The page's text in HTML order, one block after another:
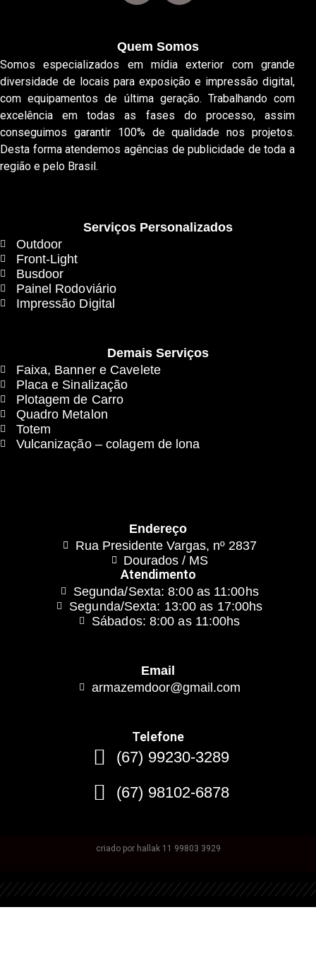
Quem Somos
Somos especializados em mídia exterior com grande
diversidade de locais para exposição e impressão digital,
com equipamentos de última geração. Trabalhando com
excelência em todas as fases do processo, assim
conseguimos garantir 100% de qualidade nos projetos.
Desta forma atendemos agências de publicidade de toda a
região e pelo Brasil.
Serviços Personalizados
Outdoor
Front-Light
Busdoor
Painel Rodoviário
Impressão Digital
Demais Serviços
Faixa, Banner e Cavelete
Placa e Sinalização
Plotagem de Carro
Quadro Metalon
Totem
Vulcanização – colagem de lona
Endereço
Rua Presidente Vargas, nº 2837
Dourados / MS
Atendimento
Segunda/Sexta: 8:00 as 11:00hs
Segunda/Sexta: 13:00 as 17:00hs
Sábados: 8:00 as 11:00hs
Email
armazemdoor@gmail.com
Telefone
(67) 99230-3289
(67) 98102-6878
criado por hallak 11 99803 3929